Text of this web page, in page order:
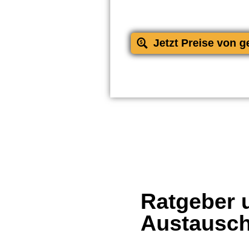
Jetzt Preise von
Ratgeber